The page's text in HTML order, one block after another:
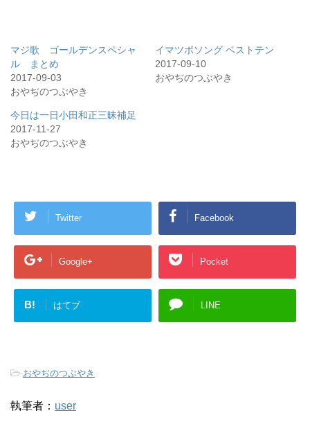
マジ歌 ゴールデンスペシャ
ル まとめ
2017-09-03
おやぢのつぶやき
イマツボソング ベストテン
2017-09-10
おやぢのつぶやき
今日は一日小田和正三昧補足
2017-11-27
おやぢのつぶやき
Twitter Facebook
Google+ Pocket
B! はてブ LINE
-おやぢのつぶやき
執筆者： user